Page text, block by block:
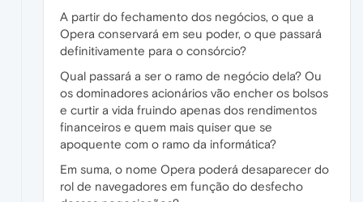
A partir do fechamento dos negócios, o que a
Opera conservará em seu poder, o que passará
definitivamente para o consórcio?
Qual passará a ser o ramo de negócio dela? Ou
os dominadores acionários vão encher os bolsos
e curtir a vida fruindo apenas dos rendimentos
financeiros e quem mais quiser que se
apoquente com o ramo da informática?
Em suma, o nome Opera poderá desaparecer do
rol de navegadores em função do desfecho